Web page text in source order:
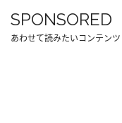
SPONSORED
あわせて読みたいコンテンツ